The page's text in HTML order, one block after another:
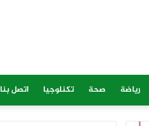
رياضة صحة تكنلوجيا اتصل بنا